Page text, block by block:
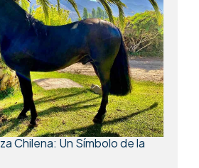
Chilena: Un Símbolo de la